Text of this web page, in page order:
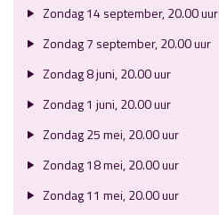
Zondag 14 september, 20.00 uur
Zondag 7 september, 20.00 uur
Zondag 8 juni, 20.00 uur
Zondag 1 juni, 20.00 uur
Zondag 25 mei, 20.00 uur
Zondag 18 mei, 20.00 uur
Zondag 11 mei, 20.00 uur